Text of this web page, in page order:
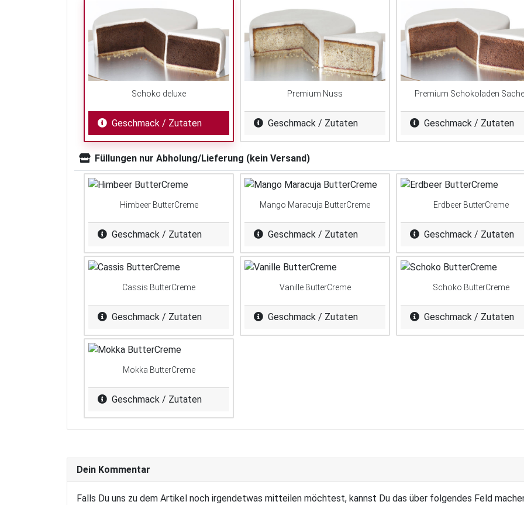
Schoko deluxe
Geschmack / Zutaten
Premium Nuss
Geschmack / Zutaten
Premium Schokoladen
Geschmack / Zutaten
Füllungen nur Abholung/Lieferung (kein Versand)
Himbeer ButterCreme
Geschmack / Zutaten
Mango Maracuja ButterCreme
Geschmack / Zutaten
Erdbeer ButterCreme
Geschmack / Zutaten
Cassis ButterCreme
Geschmack / Zutaten
Vanille ButterCreme
Geschmack / Zutaten
Schoko ButterCreme
Geschmack / Zutaten
Mokka ButterCreme
Geschmack / Zutaten
Dein Kommentar
Falls Du uns zu dem Artikel noch irgendetwas mitteilen möchtest, kannst Du das über folgendes Feld